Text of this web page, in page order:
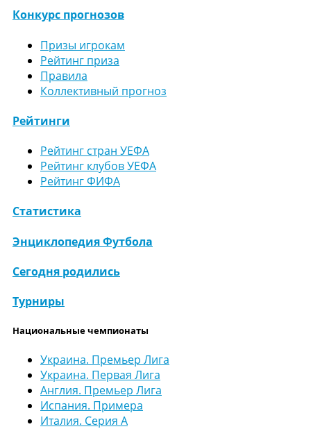
Конкурс прогнозов
Призы игрокам
Рейтинг приза
Правила
Коллективный прогноз
Рейтинги
Рейтинг стран УЕФА
Рейтинг клубов УЕФА
Рейтинг ФИФА
Статистика
Энциклопедия Футбола
Сегодня родились
Турниры
Национальные чемпионаты
Украина. Премьер Лига
Украина. Первая Лига
Англия. Премьер Лига
Испания. Примера
Италия. Серия А